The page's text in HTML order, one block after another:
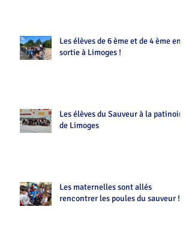
Les élèves de 6 ème et de 4 ème en
sortie à Limoges !
Les élèves du Sauveur à la patinoire
de Limoges
Les maternelles sont allés
rencontrer les poules du sauveur !!